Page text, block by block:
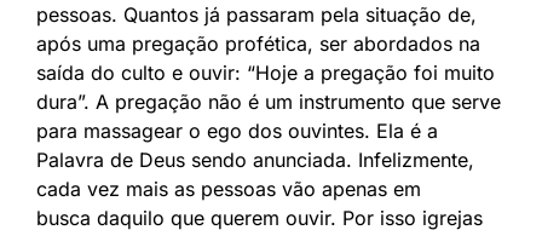
pessoas. Quantos já passaram pela situação de,
após uma pregação profética, ser abordados na
saída do culto e ouvir: “Hoje a pregação foi muito
dura”. A pregação não é um instrumento que serve
para massagear o ego dos ouvintes. Ela é a
Palavra de Deus sendo anunciada. Infelizmente,
cada vez mais as pessoas vão apenas em
busca daquilo que querem ouvir. Por isso igrejas